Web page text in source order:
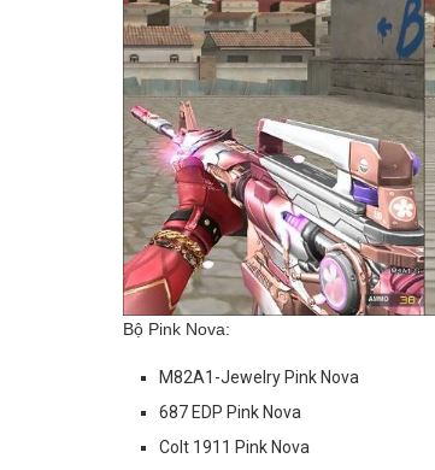
Bộ Pink Nova:
M82A1-Jewelry Pink Nova
687 EDP Pink Nova
Colt 1911 Pink Nova